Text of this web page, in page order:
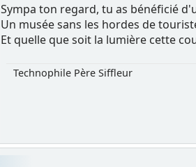
Sympa ton regard, tu as bénéficié
Un musée sans les hordes de
Et quelle que soit la lumière cette
Technophile Père Siffleur